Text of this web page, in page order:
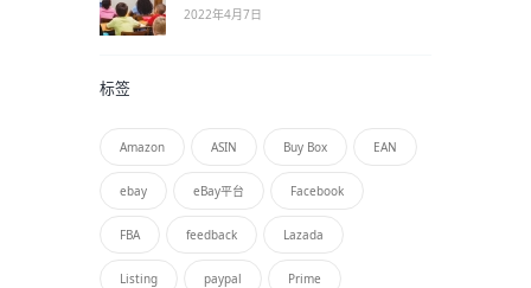
2022年4月7日
标签
Amazon ASIN Buy Box EAN
ebay eBay平台 Facebook
FBA feedback Lazada
Listing paypal Prime